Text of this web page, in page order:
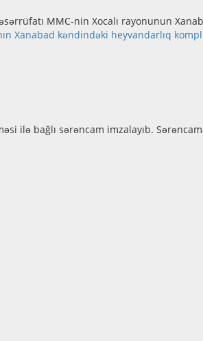
MMC-nin Xocalı rayonunun
Xanabad kəndindəki heyvandarlıq
ilə bağlı sərəncam imzalayıb.